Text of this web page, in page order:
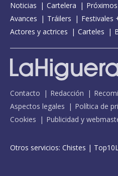
Noticias Cartelera
Avances
Tráilers
Festivales
Actores y actrices
Carteles
Contacto Redacción
Aspectos legales
Política de
Cookies
Publicidad y
Otros servicios: Chistes |